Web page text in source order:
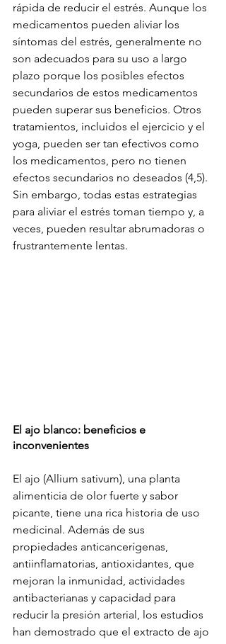
rápida de reducir el estrés. Aunque los
medicamentos pueden aliviar los
síntomas del estrés, generalmente no
son adecuados para su uso a largo
plazo porque los posibles efectos
secundarios de estos medicamentos
pueden superar sus beneficios. Otros
tratamientos, incluidos el ejercicio y el
yoga, pueden ser tan efectivos como
los medicamentos, pero no tienen
efectos secundarios no deseados (4,5).
Sin embargo, todas estas estrategias
para aliviar el estrés toman tiempo y, a
veces, pueden resultar abrumadoras o
frustrantemente lentas.
El ajo blanco: beneficios e
inconvenientes
El ajo (Allium sativum), una planta
alimenticia de olor fuerte y sabor
picante, tiene una rica historia de uso
medicinal. Además de sus
propiedades anticancerígenas,
antiinflamatorias, antioxidantes, que
mejoran la inmunidad, actividades
antibacterianas y capacidad para
reducir la presión arterial, los estudios
han demostrado que el extracto de ajo